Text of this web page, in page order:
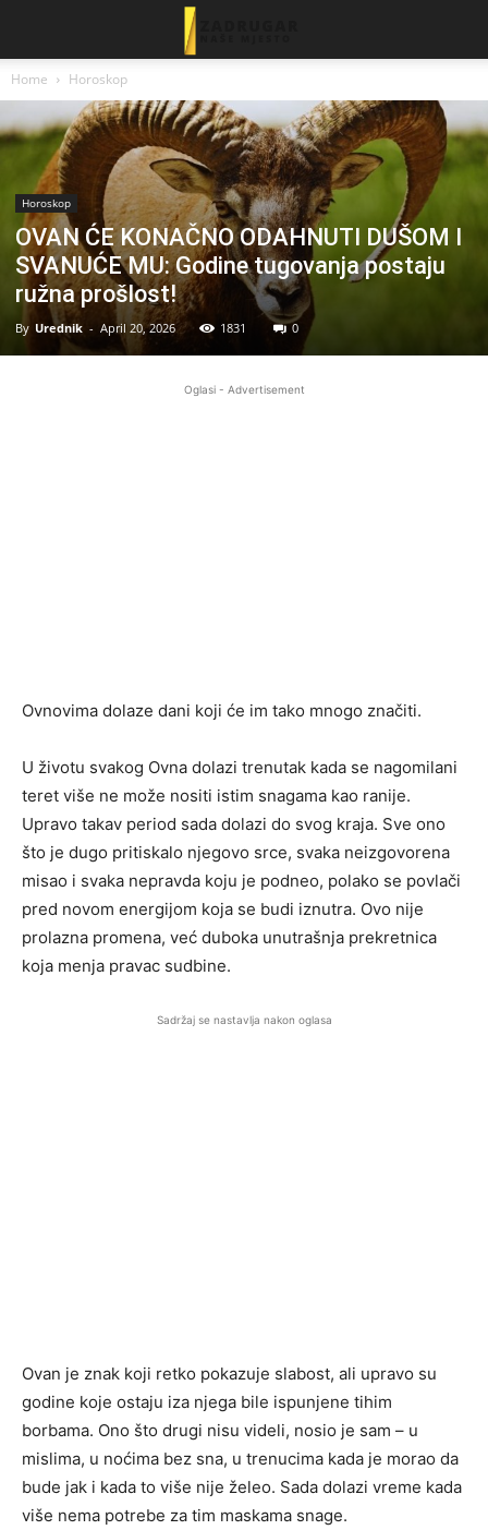
Home Horoskop
Horoskop
OVAN ĆE KONAČNO ODAHNUTI DUŠOM I
SVANUĆE MU: Godine tugovanja postaju
ružna prošlost!
By Urednik - April 20, 2026 1831 0
Oglasi - Advertisement
Ovnovima dolaze dani koji će im tako mnogo značiti.
U životu svakog Ovna dolazi trenutak kada se nagomilani
teret više ne može nositi istim snagama kao ranije.
Upravo takav period sada dolazi do svog kraja. Sve ono
što je dugo pritiskalo njegovo srce, svaka neizgovorena
misao i svaka nepravda koju je podneo, polako se povlači
pred novom energijom koja se budi iznutra. Ovo nije
prolazna promena, već duboka unutrašnja prekretnica
koja menja pravac sudbine.
Sadržaj se nastavlja nakon oglasa
Ovan je znak koji retko pokazuje slabost, ali upravo su
godine koje ostaju iza njega bile ispunjene tihim
borbama. Ono što drugi nisu videli, nosio je sam – u
mislima, u noćima bez sna, u trenucima kada je morao da
bude jak i kada to više nije želeo. Sada dolazi vreme kada
više nema potrebe za tim maskama snage.